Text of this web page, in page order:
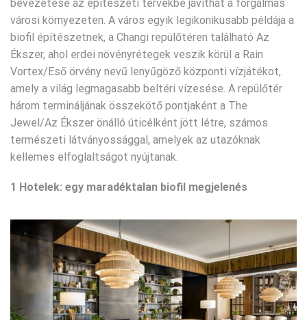
bevezetése az építészeti tervekbe javíthat a forgalmas
városi környezeten. A város egyik legikonikusabb példája a
biofil építészetnek, a Changi repülőtéren található Az
Ékszer, ahol erdei növényrétegek veszik körül a Rain
Vortex/Eső örvény nevű lenyűgöző központi vízjátékot,
amely a világ legmagasabb beltéri vízesése. A repülőtér
három termináljának összekötő pontjaként a The
Jewel/Az Ékszer önálló úticélként jött létre, számos
természeti látványossággal, amelyek az utazóknak
kellemes elfoglaltságot nyújtanak.
1 Hotelek: egy maradéktalan biofil megjelenés